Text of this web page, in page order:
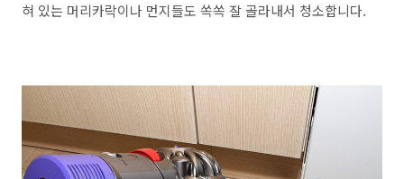
혀 있는 머리카락이나 먼지들도 쏙쏙 잘 골라내서 청소합니다.